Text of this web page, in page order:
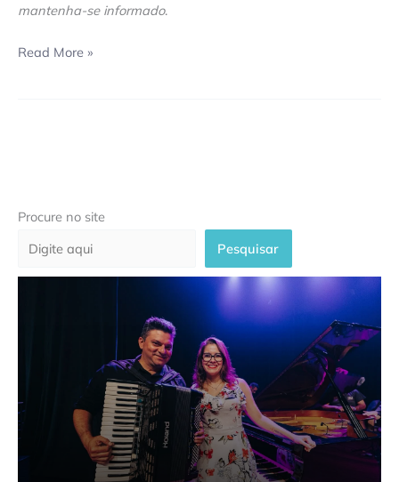
mantenha-se informado.
Read More »
Procure no site
Pesquisar
“Gonzaga & Gonzaga” celebra o
encontro entre dois pioneiros da